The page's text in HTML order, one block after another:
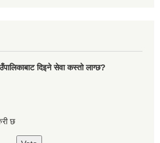
दिइने सेवा कस्तो लाग्छ?
छ